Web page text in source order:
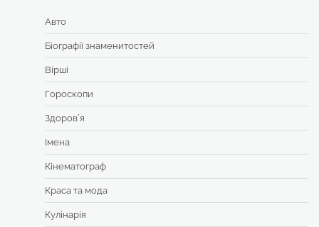
Авто
Біографії знаменитостей
Вірші
Гороскопи
Здоровʼя
Імена
Кінематограф
Краса та мода
Кулінарія